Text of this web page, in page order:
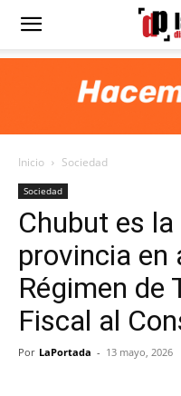
Diario
Portada
Inicio Sociedad
Sociedad
Chubut es
provincia en
Régimen de
Fiscal al
Por LaPortada - 13 mayo, 2026